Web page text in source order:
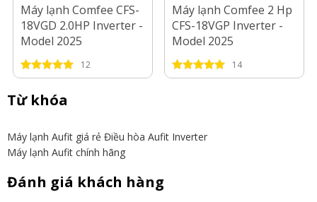
Máy lạnh Comfee CFS-
18VGD 2.0HP Inverter -
Model 2025
12
Máy lạnh Comfee 2 Hp
CFS-18VGP Inverter -
Model 2025
14
Từ khóa
Máy lạnh Aufit giá rẻ Điều hòa Aufit Inverter
Máy lạnh Aufit chính hãng
Đánh giá khách hàng